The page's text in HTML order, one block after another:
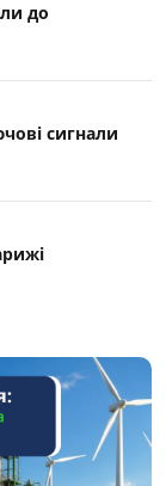
до
cигнали